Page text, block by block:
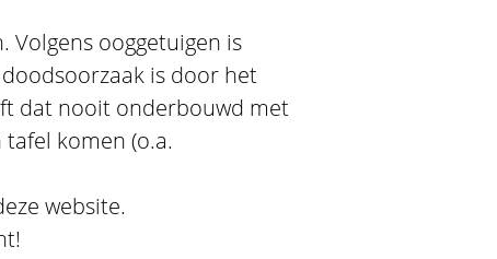
Volgens ooggetuigen is
is door het
dat nooit onderbouwd met
komen (o.a.
website.